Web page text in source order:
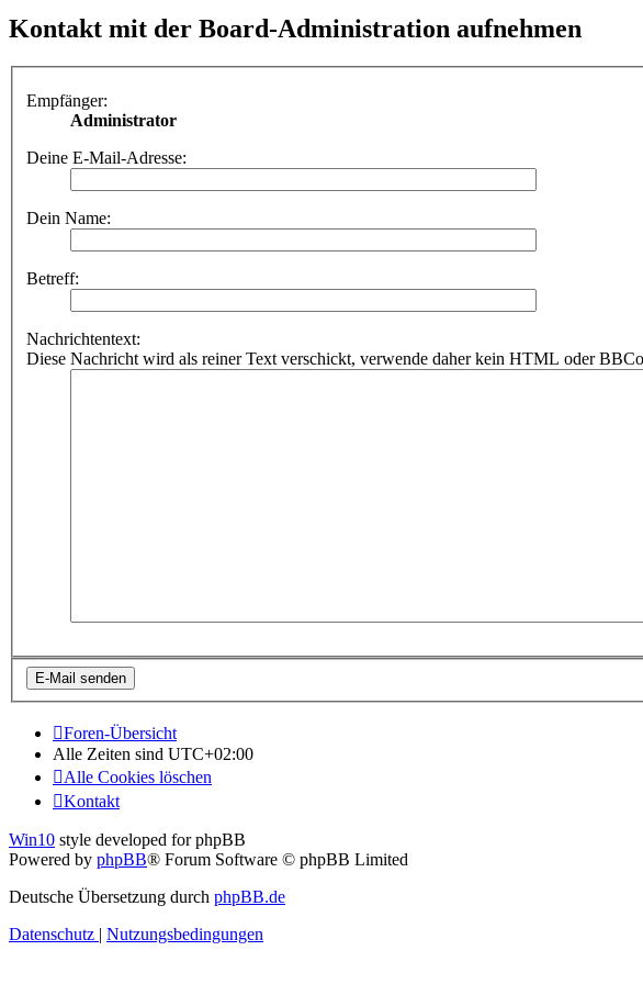
Kontakt mit der Board-Administration aufnehmen
Empfänger:
Administrator
Deine E-Mail-Adresse:
Dein Name:
Betreff:
Nachrichtentext:
Diese Nachricht wird als reiner Text verschickt, verwende daher kein HTML oder
Foren-Übersicht
Alle Zeiten sind UTC+02:00
Alle Cookies löschen
Kontakt
Win10 style developed for phpBB
Powered by phpBB® Forum Software © phpBB Limited
Deutsche Übersetzung durch phpBB.de
Datenschutz | Nutzungsbedingungen